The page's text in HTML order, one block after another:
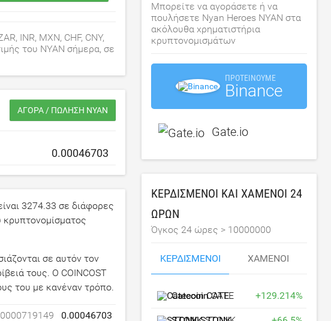
INR, MXN, CHF, CNY,
του NYAN σήμερα, σε
ΑΓΟΡΆ / ΠΏΛΗΣΗ NYAN
3274.33 σε διάφορες
κρυπτονομίσματος
σε αυτόν τον
τους. Ο COINCOST
του με κανέναν τρόπο.
0.00046703
Μπορείτε να αγοράσετε ή να
πουλήσετε Nyan Heroes NYAN στα
ακόλουθα χρηματιστήρια
κρυπτονομισμάτων
ΠΡΟΤΕΊΝΟΥΜΕ
Binance
Gate.io
ΚΕΡΔΙΣΜΈΝΟΙ ΚΑΙ ΧΑΜΈΝΟΙ 24
ΩΡΏΝ
Όγκος 24 ώρες > 10000000
ΚΕΡΔΙΣΜΈΝΟΙ ΧΑΜΈΝΟΙ
CatecoinCATE +129.214%